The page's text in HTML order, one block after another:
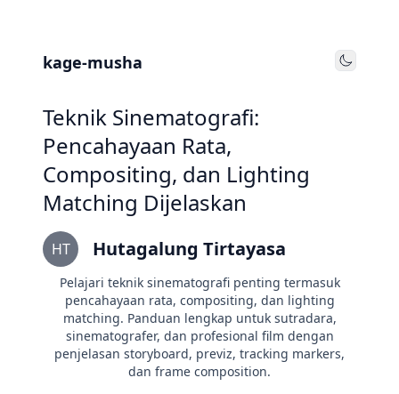
kage-musha Toggle
Teknik Sinematografi:
Pencahayaan Rata,
Compositing, dan Lighting
Matching Dijelaskan
HT Hutagalung Tirtayasa
Pelajari teknik sinematografi penting termasuk
pencahayaan rata, compositing, dan lighting
matching. Panduan lengkap untuk sutradara,
sinematografer, dan profesional film dengan
penjelasan storyboard, previz, tracking markers,
dan frame composition.